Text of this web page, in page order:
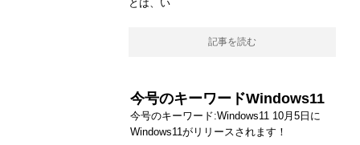
とは、い
記事を読む
今号のキーワードWindows11
今号のキーワード:Windows11 10月5日に
Windows11がリリースされます！